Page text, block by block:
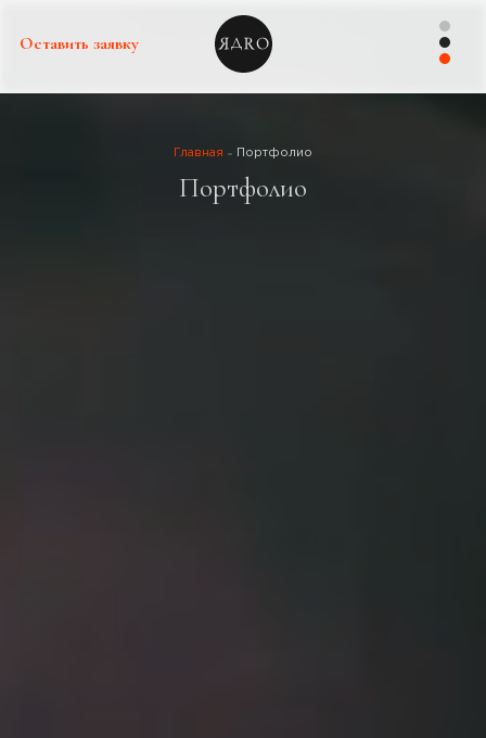
Оставить заявку
Главная Портфолио
Портфолио